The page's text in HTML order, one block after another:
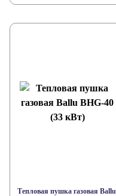
Тепловая пушка газовая Ballu